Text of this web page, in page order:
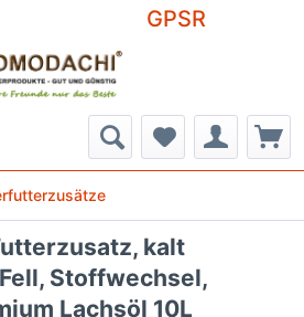
GPSR
kalt
Stoffwechsel,
Lachsöl 10L